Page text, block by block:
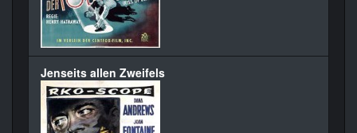
Jenseits allen Zweifels